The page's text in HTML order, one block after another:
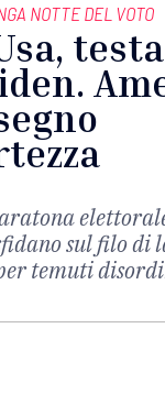
NOTTE DEL VOTO
sul filo di
temuti